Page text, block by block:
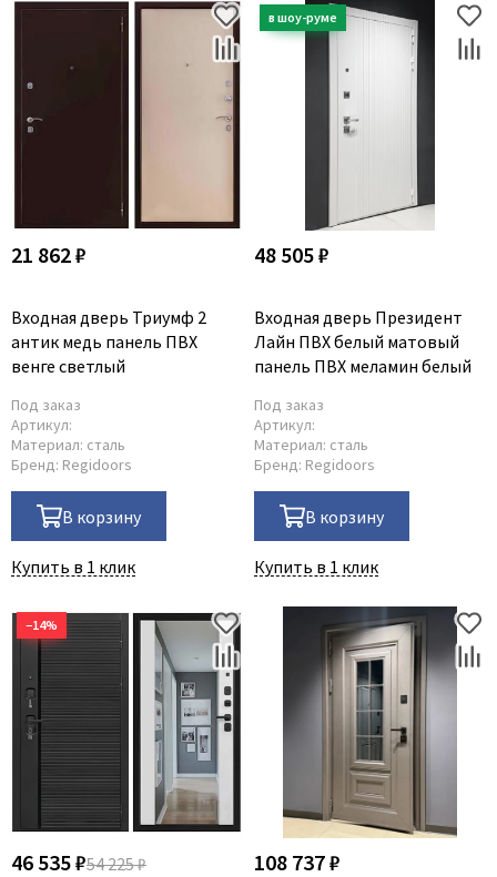
21 862 ₽
Входная дверь Триумф 2
антик медь панель ПВХ
венге светлый
Под заказ
Артикул:
Материал: сталь
Бренд: Regidoors
В корзину
Купить в 1 клик
48 505 ₽
Входная дверь Президент
Лайн ПВХ белый матовый
панель ПВХ меламин белый
Под заказ
Артикул:
Материал: сталь
Бренд: Regidoors
В корзину
Купить в 1 клик
−14%
46 535 ₽54 225 ₽ 108 737 ₽